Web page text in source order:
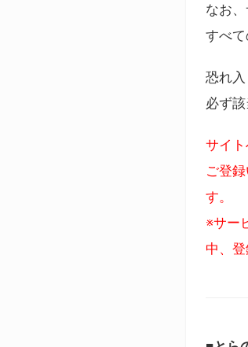
なお
すべて
恐れ
必ず
サイ
ご登
す。
※サー
中、